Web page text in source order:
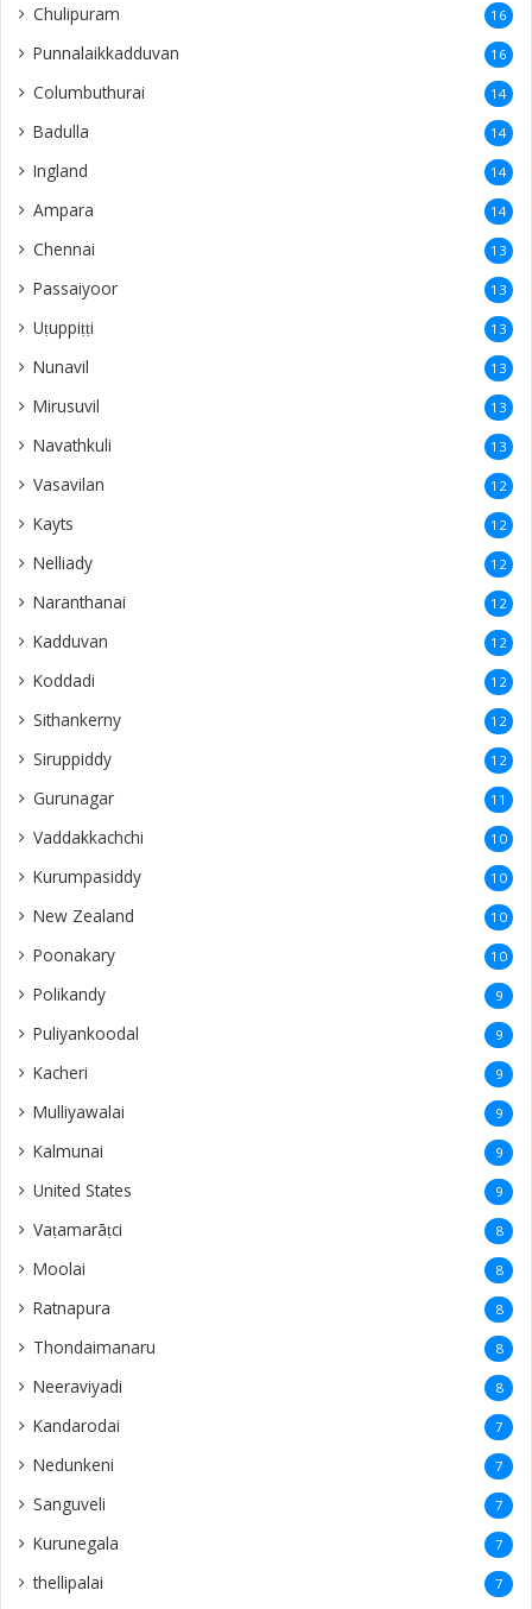
Chulipuram 16
Punnalaikkadduvan 16
Columbuthurai 14
Badulla 14
Ingland 14
Ampara 14
Chennai 13
Passaiyoor 13
Uṭuppiṭṭi 13
Nunavil 13
Mirusuvil 13
Navathkuli 13
Vasavilan 12
Kayts 12
Nelliady 12
Naranthanai 12
Kadduvan 12
Koddadi 12
Sithankerny 12
Siruppiddy 12
Gurunagar 11
Vaddakkachchi 10
Kurumpasiddy 10
New Zealand 10
Poonakary 10
Polikandy 9
Puliyankoodal 9
Kacheri 9
Mulliyawalai 9
Kalmunai 9
United States 9
Vaṭamarāṭci 8
Moolai 8
Ratnapura 8
Thondaimanaru 8
Neeraviyadi 8
Kandarodai 7
Nedunkeni 7
Sanguveli 7
Kurunegala 7
thellipalai 7